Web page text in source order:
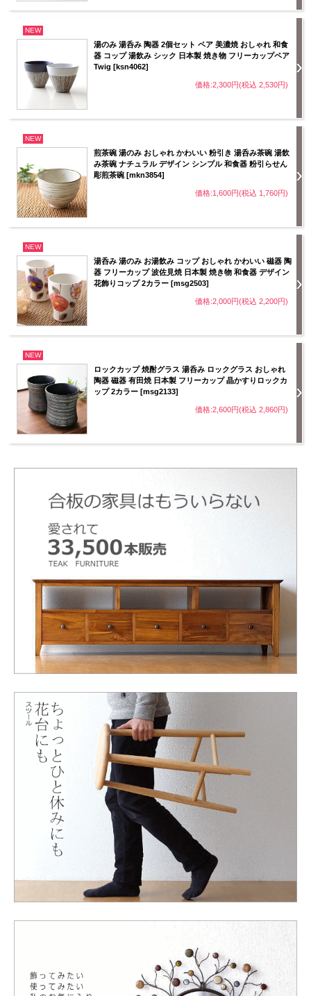
NEW
湯のみ 湯呑み 陶器 2個セット ペア 美濃焼 おしゃれ 和食
器 コップ 湯飲み シック 日本製 焼き物 フリーカップペア
Twig [ksn4062]
価格:2,300円(税込 2,530円)
NEW
煎茶碗 湯のみ おしゃれ かわいい 粉引き 湯呑み茶碗 湯飲
み茶碗 ナチュラル デザイン シンプル 和食器 粉引らせん
彫煎茶碗 [mkn3854]
価格:1,600円(税込 1,760円)
NEW
湯呑み 湯のみ お湯飲み コップ おしゃれ かわいい 磁器 陶
器 フリーカップ 波佐見焼 日本製 焼き物 和食器 デザイン
花飾りコップ 2カラー [msg2503]
価格:2,000円(税込 2,200円)
NEW
ロックカップ 焼酎グラス 湯呑み ロックグラス おしゃれ
陶器 磁器 有田焼 日本製 フリーカップ 晶かすりロックカ
ップ 2カラー [msg2133]
価格:2,600円(税込 2,860円)